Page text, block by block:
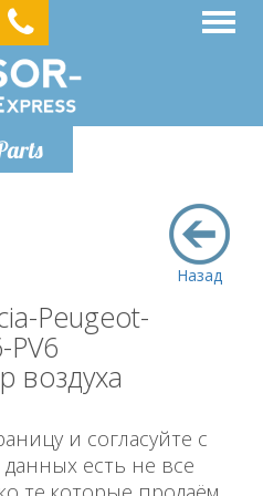
Назад
Peugeot-
PV6
воздуха
и согласуйте с
данных есть не все